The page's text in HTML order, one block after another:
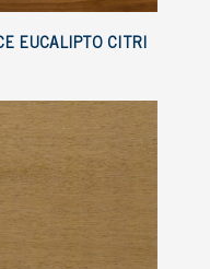
EUCALIPTO CITRI